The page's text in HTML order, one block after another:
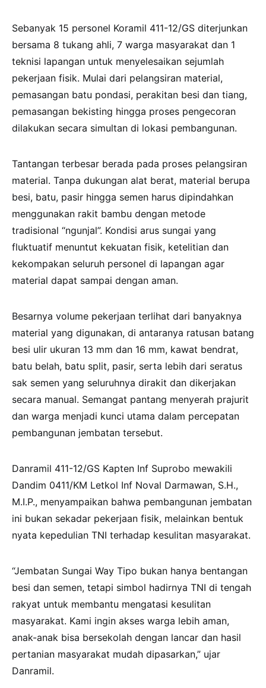
Sebanyak 15 personel Koramil 411-12/GS diterjunkan
bersama 8 tukang ahli, 7 warga masyarakat dan 1
teknisi lapangan untuk menyelesaikan sejumlah
pekerjaan fisik. Mulai dari pelangsiran material,
pemasangan batu pondasi, perakitan besi dan tiang,
pemasangan bekisting hingga proses pengecoran
dilakukan secara simultan di lokasi pembangunan.
Tantangan terbesar berada pada proses pelangsiran
material. Tanpa dukungan alat berat, material berupa
besi, batu, pasir hingga semen harus dipindahkan
menggunakan rakit bambu dengan metode
tradisional “ngunjal”. Kondisi arus sungai yang
fluktuatif menuntut kekuatan fisik, ketelitian dan
kekompakan seluruh personel di lapangan agar
material dapat sampai dengan aman.
Besarnya volume pekerjaan terlihat dari banyaknya
material yang digunakan, di antaranya ratusan batang
besi ulir ukuran 13 mm dan 16 mm, kawat bendrat,
batu belah, batu split, pasir, serta lebih dari seratus
sak semen yang seluruhnya dirakit dan dikerjakan
secara manual. Semangat pantang menyerah prajurit
dan warga menjadi kunci utama dalam percepatan
pembangunan jembatan tersebut.
Danramil 411-12/GS Kapten Inf Suprobo mewakili
Dandim 0411/KM Letkol Inf Noval Darmawan, S.H.,
M.I.P., menyampaikan bahwa pembangunan jembatan
ini bukan sekadar pekerjaan fisik, melainkan bentuk
nyata kepedulian TNI terhadap kesulitan masyarakat.
“Jembatan Sungai Way Tipo bukan hanya bentangan
besi dan semen, tetapi simbol hadirnya TNI di tengah
rakyat untuk membantu mengatasi kesulitan
masyarakat. Kami ingin akses warga lebih aman,
anak-anak bisa bersekolah dengan lancar dan hasil
pertanian masyarakat mudah dipasarkan,” ujar
Danramil.